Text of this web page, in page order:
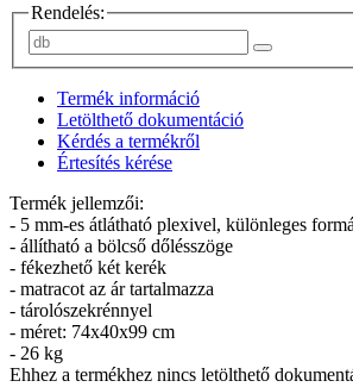
Rendelés:
Termék információ
Letölthető dokumentáció
Kérdés a termékről
Értesítés kérése
Termék jellemzői:
- 5 mm-es átlátható plexivel, különleges
- állítható a bölcső dőlésszöge
- fékezhető két kerék
- matracot az ár tartalmazza
- tárolószekrénnyel
- méret: 74x40x99 cm
- 26 kg
Ehhez a termékhez nincs letölthető